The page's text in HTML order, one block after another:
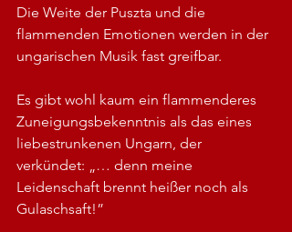
Die Weite der Puszta und die
flammenden Emotionen werden in der
ungarischen Musik fast greifbar.
Es gibt wohl kaum ein flammenderes
Zuneigungsbekenntnis als das eines
liebestrunkenen Ungarn, der
verkündet: „… denn meine
Leidenschaft brennt heißer noch als
Gulaschsaft!”